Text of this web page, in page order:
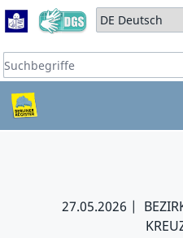
Zum Hauptbereich springen
Zum Hauptmenü springen
Sprache auswählen:
Suchbegriffe:
27.05.2026